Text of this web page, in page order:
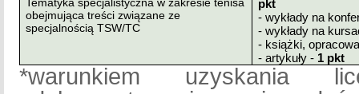
obejmująca treści związane ze
specjalnością TSW/TC
pkt
- wykłady na
- wykłady na
- książki,
- artykuły - 1 pkt
*warunkiem uzyskania